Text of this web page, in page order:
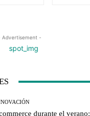
Advertisement -
durante el verano: